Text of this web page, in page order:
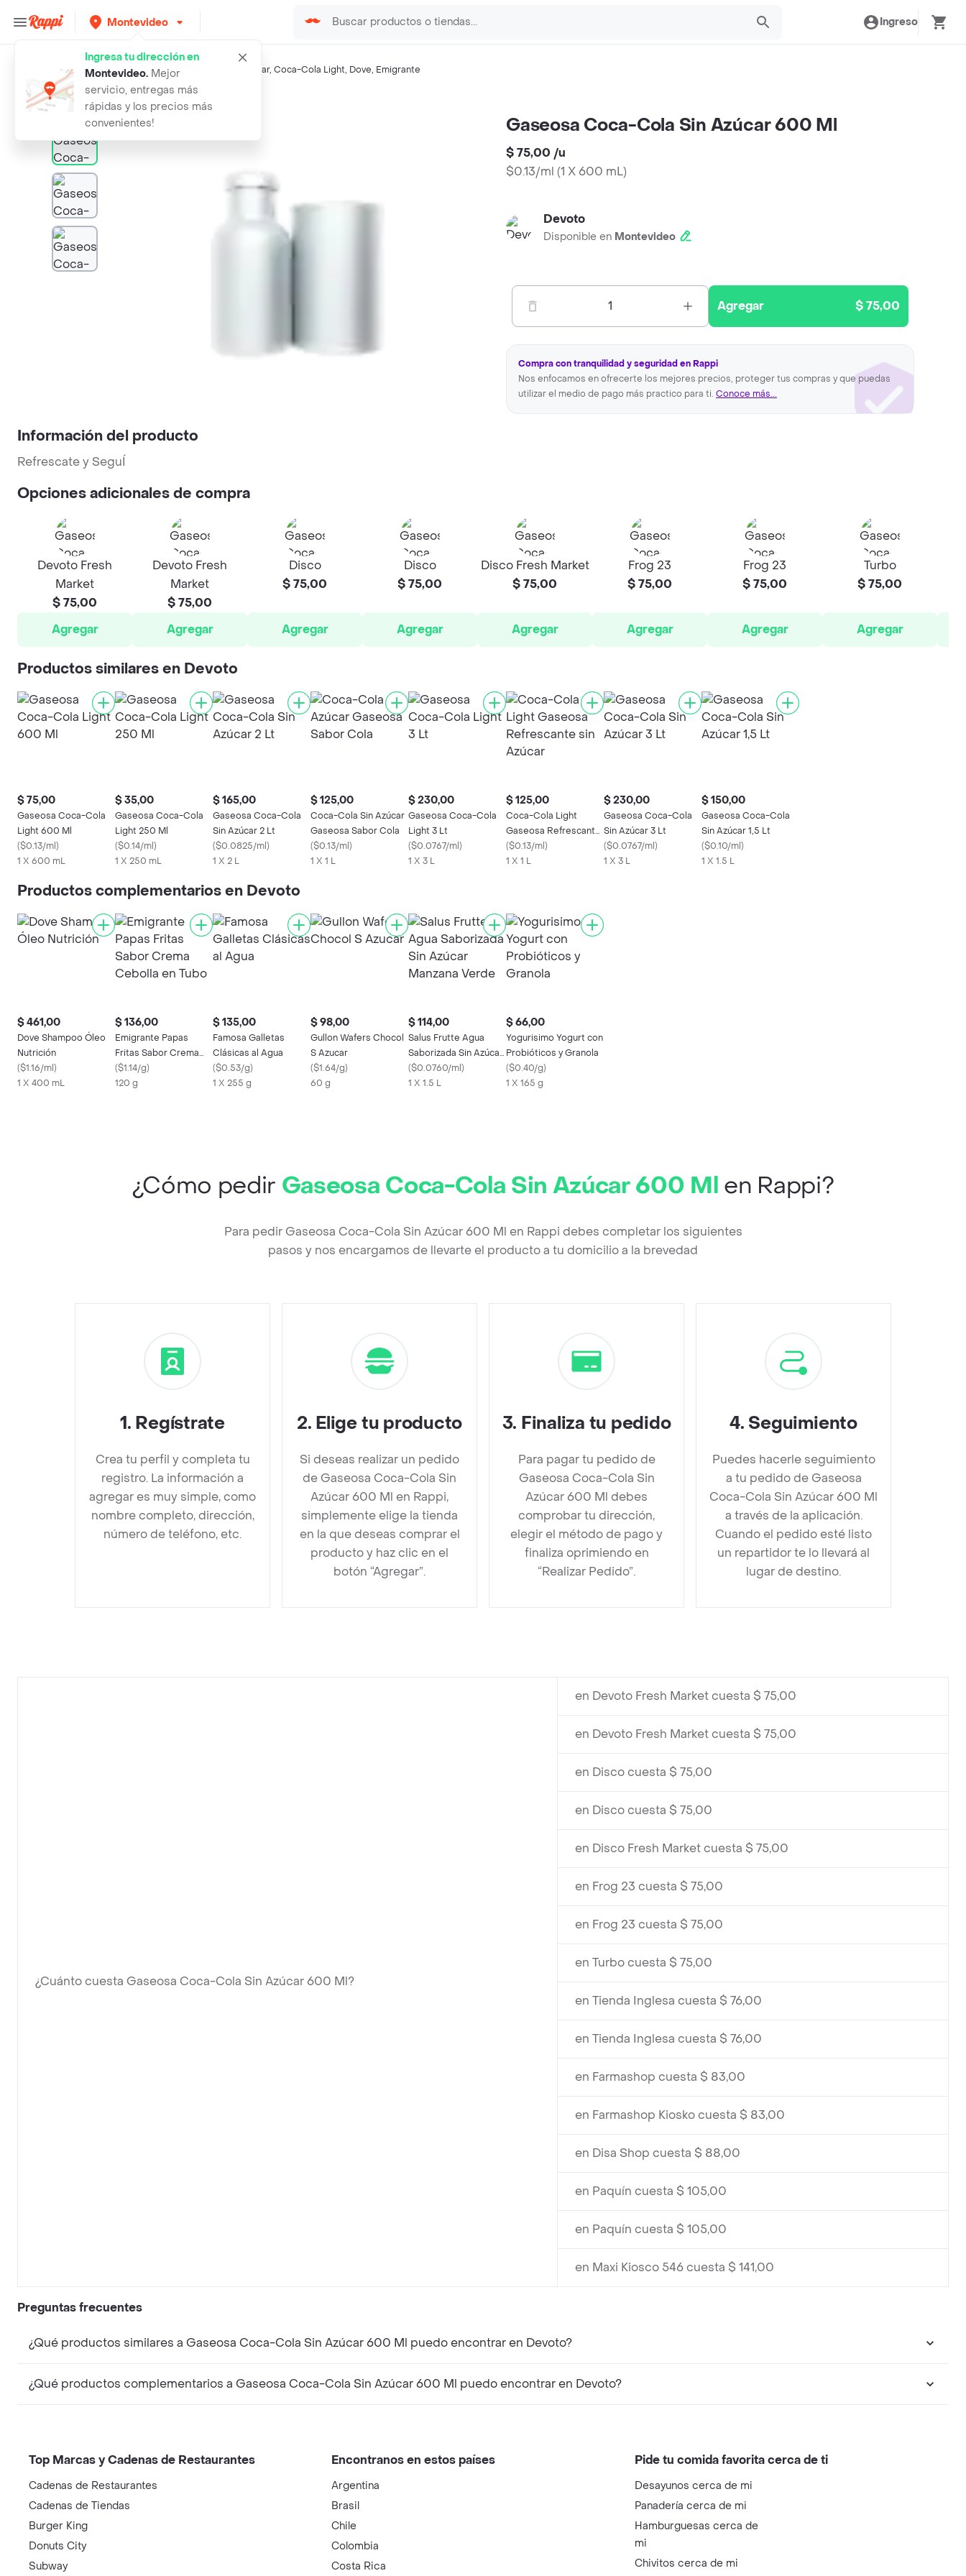
Montevideo
Ingresa tu dirección en
Montevideo. Mejor
servicio, entregas más
rápidas y los precios más
convenientes!
Ingreso
Búsquedas relacionadas:Gaseosas,Coca-Cola Sin Azúcar, Coca-Cola Light, Dove, Emigrante
Rappi gaseosa coca cola sin azucar 600 ml
Gaseosa Coca-Cola Sin Azúcar 600 Ml
$ 75,00 /u
$0.13/ml (1 X 600 mL)
Devoto
Disponible en Montevideo
1 Agregar $ 75,00
Compra con tranquilidad y seguridad en Rappi
Nos enfocamos en ofrecerte los mejores precios, proteger tus compras y que puedas
utilizar el medio de pago más practico para ti. Conoce más...
Información del producto
Refrescate y SeguÍ
Opciones adicionales de compra
Devoto Fresh
Market
$ 75,00
Agregar
Devoto Fresh
Market
$ 75,00
Agregar
Disco
$ 75,00
Agregar
Disco
$ 75,00
Agregar
Disco Fresh Market
$ 75,00
Agregar
Frog 23
$ 75,00
Agregar
Frog 23
$ 75,00
Agregar
Turbo
$ 75,00
Agregar
Productos similares en Devoto
$ 75,00
Gaseosa Coca-Cola
Light 600 Ml
($0.13/ml)
1 X 600 mL
$ 35,00
Gaseosa Coca-Cola
Light 250 Ml
($0.14/ml)
1 X 250 mL
$ 165,00
Gaseosa Coca-Cola
Sin Azúcar 2 Lt
($0.0825/ml)
1 X 2 L
$ 125,00
Coca-Cola Sin Azúcar
Gaseosa Sabor Cola
($0.13/ml)
1 X 1 L
$ 230,00
Gaseosa Coca-Cola
Light 3 Lt
($0.0767/ml)
1 X 3 L
$ 125,00
Coca-Cola Light
Gaseosa Refrescante
sin Azúcar
($0.13/ml)
1 X 1 L
$ 230,00
Gaseosa Coca-Cola
Sin Azúcar 3 Lt
($0.0767/ml)
1 X 3 L
$ 150,00
Gaseosa Coca-Cola
Sin Azúcar 1,5 Lt
($0.10/ml)
1 X 1.5 L
Productos complementarios en Devoto
$ 461,00
Dove Shampoo Óleo
Nutrición
($1.16/ml)
1 X 400 mL
$ 136,00
Emigrante Papas
Fritas Sabor Crema
Cebolla en Tubo
($1.14/g)
120 g
$ 135,00
Famosa Galletas
Clásicas al Agua
($0.53/g)
1 X 255 g
$ 98,00
Gullon Wafers Chocol
S Azucar
($1.64/g)
60 g
$ 114,00
Salus Frutte Agua
Saborizada Sin Azúcar
Manzana Verde
($0.0760/ml)
1 X 1.5 L
$ 66,00
Yogurisimo Yogurt con
Probióticos y Granola
($0.40/g)
1 X 165 g
¿Cómo pedir Gaseosa Coca-Cola Sin Azúcar 600 Ml en Rappi?
Para pedir Gaseosa Coca-Cola Sin Azúcar 600 Ml en Rappi debes completar los siguientes
pasos y nos encargamos de llevarte el producto a tu domicilio a la brevedad
1. Regístrate
Crea tu perfil y completa tu
registro. La información a
agregar es muy simple, como
nombre completo, dirección,
número de teléfono, etc.
2. Elige tu producto
Si deseas realizar un pedido
de Gaseosa Coca-Cola Sin
Azúcar 600 Ml en Rappi,
simplemente elige la tienda
en la que deseas comprar el
producto y haz clic en el
botón “Agregar”.
3. Finaliza tu pedido
Para pagar tu pedido de
Gaseosa Coca-Cola Sin
Azúcar 600 Ml debes
comprobar tu dirección,
elegir el método de pago y
finaliza oprimiendo en
“Realizar Pedido”.
4. Seguimiento
Puedes hacerle seguimiento
a tu pedido de Gaseosa
Coca-Cola Sin Azúcar 600 Ml
a través de la aplicación.
Cuando el pedido esté listo
un repartidor te lo llevará al
lugar de destino.
¿Cuánto cuesta Gaseosa Coca-Cola Sin Azúcar 600 Ml?
en Devoto Fresh Market cuesta $ 75,00
en Devoto Fresh Market cuesta $ 75,00
en Disco cuesta $ 75,00
en Disco cuesta $ 75,00
en Disco Fresh Market cuesta $ 75,00
en Frog 23 cuesta $ 75,00
en Frog 23 cuesta $ 75,00
en Turbo cuesta $ 75,00
en Tienda Inglesa cuesta $ 76,00
en Tienda Inglesa cuesta $ 76,00
en Farmashop cuesta $ 83,00
en Farmashop Kiosko cuesta $ 83,00
en Disa Shop cuesta $ 88,00
en Paquín cuesta $ 105,00
en Paquín cuesta $ 105,00
en Maxi Kiosco 546 cuesta $ 141,00
Preguntas frecuentes
¿Qué productos similares a Gaseosa Coca-Cola Sin Azúcar 600 Ml puedo encontrar en Devoto?
¿Qué productos complementarios a Gaseosa Coca-Cola Sin Azúcar 600 Ml puedo encontrar en Devoto?
Top Marcas y Cadenas de Restaurantes
Cadenas de Restaurantes
Cadenas de Tiendas
Burger King
Donuts City
Subway
Encontranos en estos países
Argentina
Brasil
Chile
Colombia
Costa Rica
Pide tu comida favorita cerca de ti
Desayunos cerca de mi
Panadería cerca de mi
Hamburguesas cerca de
mi
Chivitos cerca de mi